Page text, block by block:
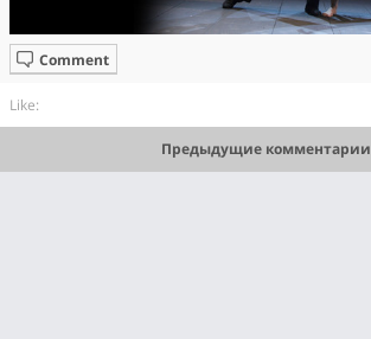
Comment
Like:
Предыдущие комментарии